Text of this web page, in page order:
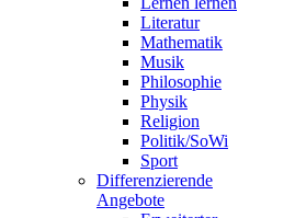
Literatur
Mathematik
Musik
Philosophie
Physik
Religion
Politik/SoWi
Sport
Differenzierende
Angebote